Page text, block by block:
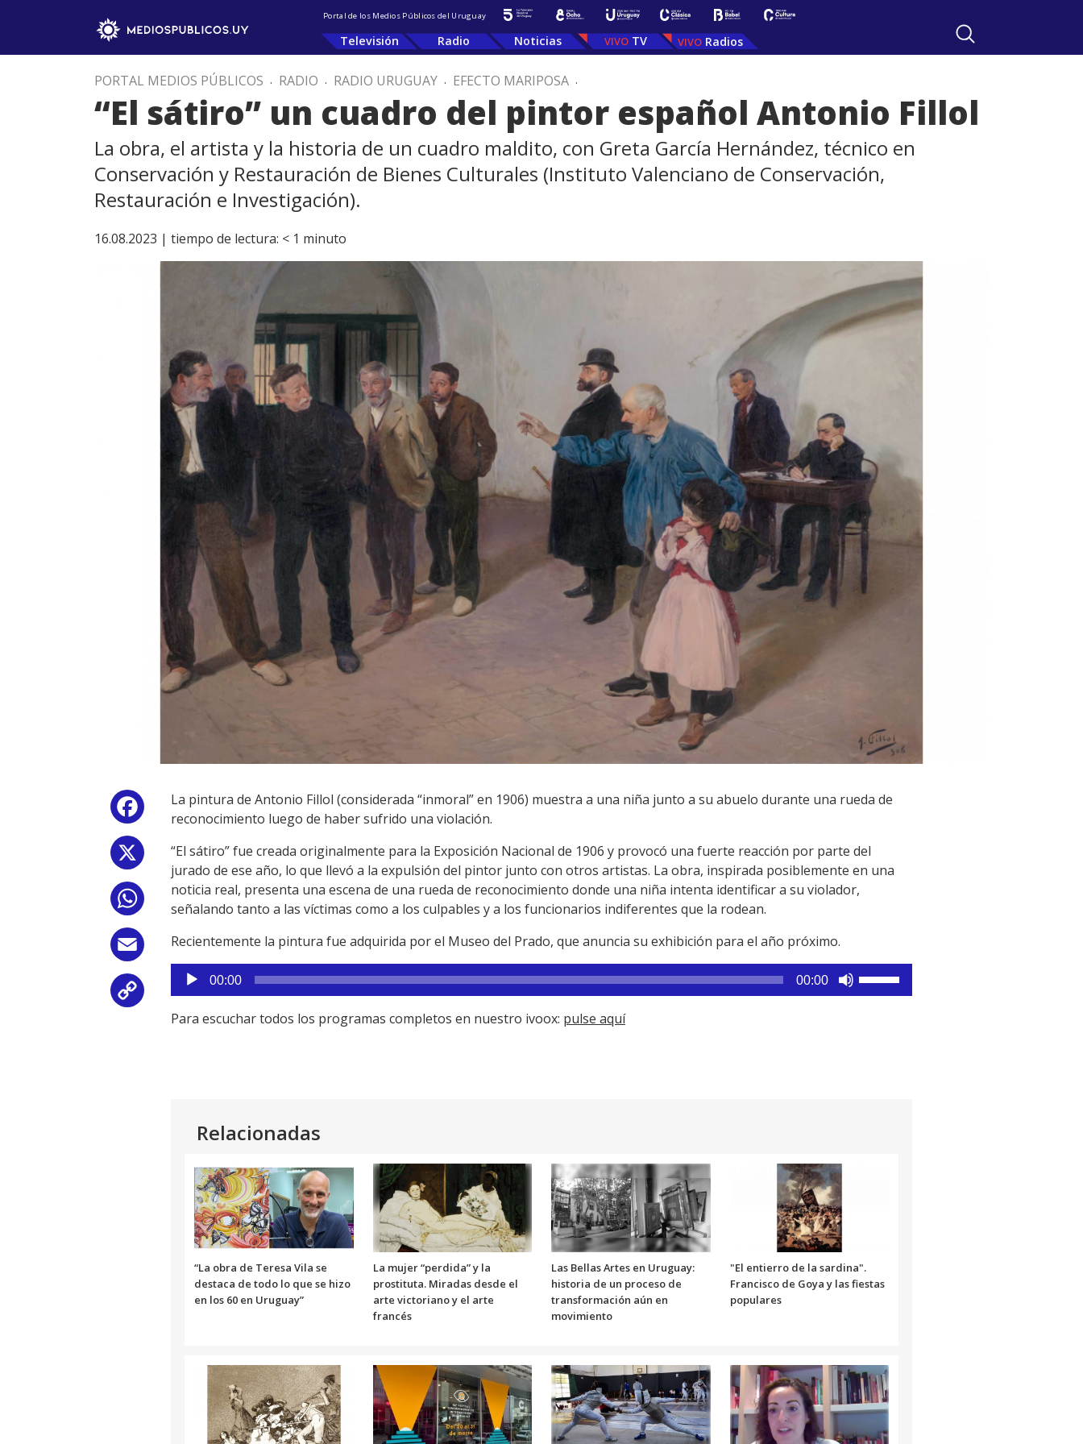
Portal de los Medios Públicos del Uruguay
Televisión Radio Noticias TV Radios
PORTAL MEDIOS PÚBLICOS . RADIO . RADIO URUGUAY . EFECTO MARIPOSA .
“El sátiro” un cuadro del pintor español Antonio Fillol
La obra, el artista y la historia de un cuadro maldito, con Greta García Hernández, técnico en
Conservación y Restauración de Bienes Culturales (Instituto Valenciano de Conservación,
Restauración e Investigación).
16.08.2023 | tiempo de lectura: < 1 minuto
Facebook
WhatsApp
Email
Copy
Link
La pintura de Antonio Fillol (considerada “inmoral” en 1906) muestra a una niña junto a su abuelo durante una rueda de
reconocimiento luego de haber sufrido una violación.
“El sátiro” fue creada originalmente para la Exposición Nacional de 1906 y provocó una fuerte reacción por parte del
jurado de ese año, lo que llevó a la expulsión del pintor junto con otros artistas. La obra, inspirada posiblemente en una
noticia real, presenta una escena de una rueda de reconocimiento donde una niña intenta identificar a su violador,
señalando tanto a las víctimas como a los culpables y a los funcionarios indiferentes que la rodean.
Recientemente la pintura fue adquirida por el Museo del Prado, que anuncia su exhibición para el año próximo.
Reproductor
de
audio
00:00 00:00
Para escuchar todos los programas completos en nuestro ivoox: pulse aquí
Relacionadas
“La obra de Teresa Vila se
destaca de todo lo que se hizo
en los 60 en Uruguay”
La mujer “perdida” y la
prostituta. Miradas desde el
arte victoriano y el arte
francés
Las Bellas Artes en Uruguay:
historia de un proceso de
transformación aún en
movimiento
"El entierro de la sardina".
Francisco de Goya y las fiestas
populares